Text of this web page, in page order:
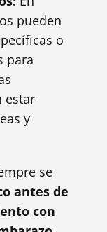
pueden
o
para
estar
y
se
antes de
con